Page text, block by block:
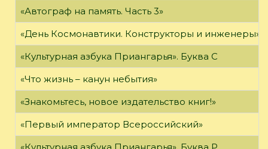
«Автограф на память. Часть 3»
«День Космонавтики. Конструкторы и инженеры»
«Культурная азбука Приангарья». Буква С
«Что жизнь – канун небытия»
«Знакомьтесь, новое издательство книг!»
«Первый император Всероссийский»